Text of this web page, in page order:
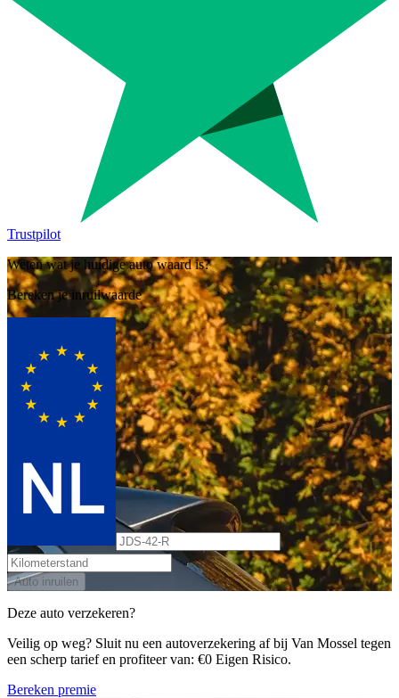
Trustpilot
Weten wat je huidige auto waard is?
Bereken je inruilwaarde
Auto inruilen
Deze auto verzekeren?
Veilig op weg? Sluit nu een autoverzekering af bij Van Mossel tegen
een scherp tarief en profiteer van: €0 Eigen Risico.
Bereken premie